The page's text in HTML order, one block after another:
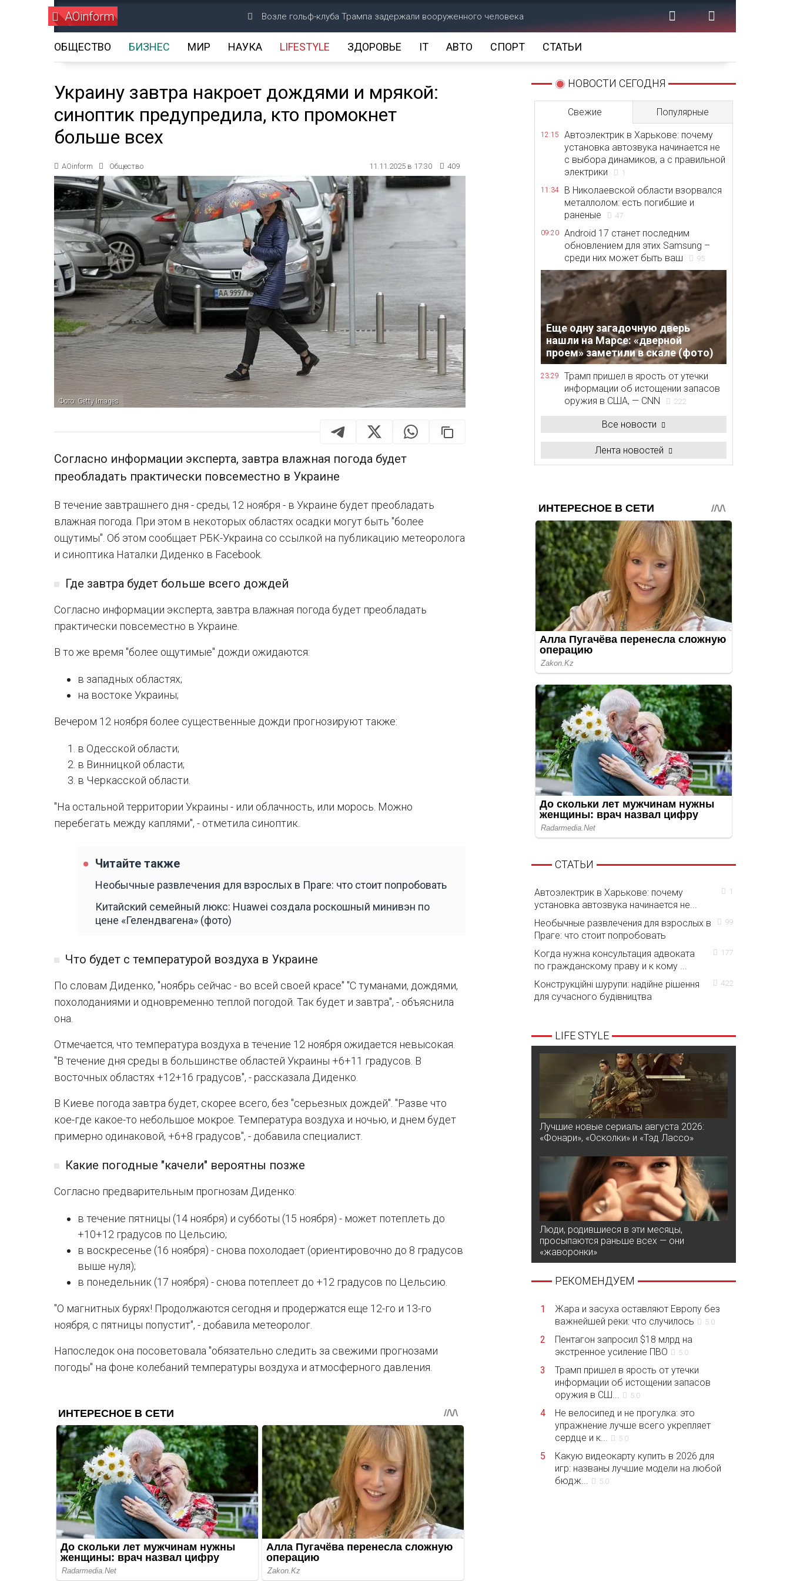
AOinform Возле гольф-клуба Трампа задержали вооруженного человека
ОБЩЕСТВО БИЗНЕС МИР НАУКА LIFESTYLE ЗДОРОВЬЕ IT АВТО СПОРТ СТАТЬИ
Украину завтра накроет дождями и мрякой:
синоптик предупредила, кто промокнет
больше всех
AOinform Общество 11.11.2025 в 17:30 409
Фото: Getty Images
Согласно информации эксперта, завтра влажная погода будет
преобладать практически повсеместно в Украине
В течение завтрашнего дня - среды, 12 ноября - в Украине будет преобладать
влажная погода. При этом в некоторых областях осадки могут быть "более
ощутимы". Об этом сообщает РБК-Украина со ссылкой на публикацию метеоролога
и синоптика Наталки Диденко в Facebook.
Где завтра будет больше всего дождей
Согласно информации эксперта, завтра влажная погода будет преобладать
практически повсеместно в Украине.
В то же время "более ощутимые" дожди ожидаются:
в западных областях;
на востоке Украины;
Вечером 12 ноября более существенные дожди прогнозируют также:
в Одесской области;
в Винницкой области;
в Черкасской области.
"На остальной территории Украины - или облачность, или морось. Можно
перебегать между каплями", - отметила синоптик.
Читайте также
Необычные развлечения для взрослых в Праге: что стоит попробовать
Китайский семейный люкс: Huawei создала роскошный минивэн по
цене «Гелендвагена» (фото)
Что будет с температурой воздуха в Украине
По словам Диденко, "ноябрь сейчас - во всей своей красе" "С туманами, дождями,
похолоданиями и одновременно теплой погодой. Так будет и завтра", - объяснила
она.
Отмечается, что температура воздуха в течение 12 ноября ожидается невысокая.
"В течение дня среды в большинстве областей Украины +6+11 градусов. В
восточных областях +12+16 градусов", - рассказала Диденко.
В Киеве погода завтра будет, скорее всего, без "серьезных дождей". "Разве что
кое-где какое-то небольшое мокрое. Температура воздуха и ночью, и днем будет
примерно одинаковой, +6+8 градусов", - добавила специалист.
Какие погодные "качели" вероятны позже
Согласно предварительным прогнозам Диденко:
в течение пятницы (14 ноября) и субботы (15 ноября) - может потеплеть до
+10+12 градусов по Цельсию;
в воскресенье (16 ноября) - снова похолодает (ориентировочно до 8 градусов
выше нуля);
в понедельник (17 ноября) - снова потеплеет до +12 градусов по Цельсию.
"О магнитных бурях! Продолжаются сегодня и продержатся еще 12-го и 13-го
ноября, с пятницы попустит", - добавила метеоролог.
Напоследок она посоветовала "обязательно следить за свежими прогнозами
погоды" на фоне колебаний температуры воздуха и атмосферного давления.
НОВОСТИ СЕГОДНЯ
Свежие Популярные
12:15
Автоэлектрик в Харькове: почему
установка автозвука начинается не
с выбора динамиков, а с правильной
электрики
1
11:34
В Николаевской области взорвался
металлолом: есть погибшие и
раненые
47
09:20
Android 17 станет последним
обновлением для этих Samsung –
среди них может быть ваш
95
Еще одну загадочную дверь
нашли на Марсе: «дверной
проем» заметили в скале (фото)
23:29
Трамп пришел в ярость от утечки
информации об истощении запасов
оружия в США, — CNN
222
Все новости
Лента новостей
СТАТЬИ
Автоэлектрик в Харькове: почему
установка автозвука начинается не...
1
Необычные развлечения для взрослых в
Праге: что стоит попробовать
99
Когда нужна консультация адвоката
по гражданскому праву и к кому ...
177
Конструкційні шурупи: надійне рішення
для сучасного будівництва
422
LIFE STYLE
Лучшие новые сериалы августа 2026:
«Фонари», «Осколки» и «Тэд Лассо»
Люди, родившиеся в эти месяцы,
просыпаются раньше всех — они
«жаворонки»
РЕКОМЕНДУЕМ
1
Жара и засуха оставляют Европу без
важнейшей реки: что случилось
5.0
2
Пентагон запросил $18 млрд на
экстренное усиление ПВО
5.0
3
Трамп пришел в ярость от утечки
информации об истощении запасов
оружия в СШ...
5.0
4
Не велосипед и не прогулка: это
упражнение лучше всего укрепляет
сердце и к...
5.0
5
Какую видеокарту купить в 2026 для
игр: названы лучшие модели на любой
бюдж...
5.0